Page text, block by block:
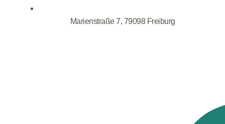
Marienstraße 7, 79098 Freiburg